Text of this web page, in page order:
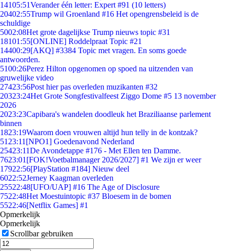
14105:51Verander één letter: Expert #91 (10 letters)
20402:55Trump wil Groenland #16 Het opengrensbeleid is de
schuldige
5002:08Het grote dagelijkse Trump nieuws topic #31
18101:55[ONLINE] Roddelpraat Topic #21
14400:29[AKQ] #3384 Topic met vragen. En soms goede
antwoorden.
5100:26Perez Hilton opgenomen op spoed na uitzenden van
gruwelijke video
27423:56Post hier pas overleden muzikanten #32
20323:24Het Grote Songfestivalfeest Ziggo Dome #5 13 november
2026
2023:23Capibara's wandelen doodleuk het Braziliaanse parlement
binnen
1823:19Waarom doen vrouwen altijd hun telly in de kontzak?
51 23:11 [NPO1] Goedenavond Nederland
25423:11De Avondetappe #176 - Met Ellen ten Damme.
7623:01 [FOK!Voetbalmanager 2026/2027] #1 We zijn er weer
17922:56[PlayStation #184] Nieuw deel
6022:52Jerney Kaagman overleden
25522:48[UFO/UAP] #16 The Age of Disclosure
7522:48Het Moestuintopic #37 Bloesem in de bomen
5522:46[Netflix Games] #1
Opmerkelijk
Opmerkelijk
Scrollbar gebruiken